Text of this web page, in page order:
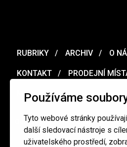
Používáme
Tyto webové stránky
další sledovací nástroje s
uživatelského prostředí,
RUBRIKY ARCHIV O
KONTAKT PRODEJNÍ
MERCH VOUCHER
Ochrana osobních údajů /